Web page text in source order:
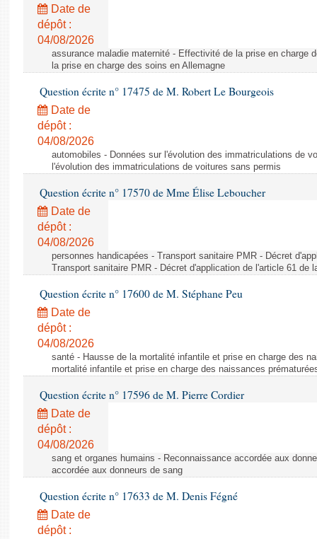
Date de
dépôt :
04/08/2026
assurance maladie maternité - Effectivité de la prise en charge
la prise en charge des soins en Allemagne
Question écrite n° 17475 de M. Robert Le Bourgeois
Date de
dépôt :
04/08/2026
automobiles - Données sur l'évolution des immatriculations de
l'évolution des immatriculations de voitures sans permis
Question écrite n° 17570 de Mme Élise Leboucher
Date de
dépôt :
04/08/2026
personnes handicapées - Transport sanitaire PMR - Décret
Transport sanitaire PMR - Décret d'application de l'article 61 de
Question écrite n° 17600 de M. Stéphane Peu
Date de
dépôt :
04/08/2026
santé - Hausse de la mortalité infantile et prise en charge des
mortalité infantile et prise en charge des naissances
Question écrite n° 17596 de M. Pierre Cordier
Date de
dépôt :
04/08/2026
sang et organes humains - Reconnaissance accordée aux
accordée aux donneurs de sang
Question écrite n° 17633 de M. Denis Fégné
Date de
dépôt :